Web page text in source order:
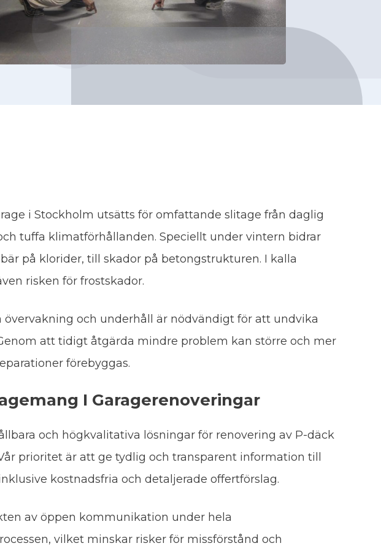
i Stockholm utsätts för omfattande slitage från daglig
tuffa klimatförhållanden. Speciellt under vintern bidrar
på klorider, till skador på betongstrukturen. I kalla
risken för frostskador.
övervakning och underhåll är nödvändigt för att undvika
att tidigt åtgärda mindre problem kan större och mer
förebyggas.
I Garagerenoveringar
och högkvalitativa lösningar för renovering av P-däck
prioritet är att ge tydlig och transparent information till
kostnadsfria och detaljerade offertförslag.
av öppen kommunikation under hela
vilket minskar risker för missförstånd och